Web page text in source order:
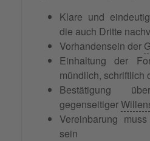
Klare und
die auch Dritte
Vorhandensein der
Einhaltung der
mündlich, schriftlich
Bestätigung
gegenseitiger
Vereinbarung
sein